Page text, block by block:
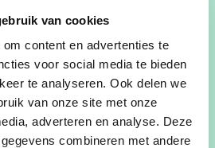
van cookies
content en advertenties te
voor social media te bieden
te analyseren. Ook delen we
van onze site met onze
adverteren en analyse. Deze
combineren met andere